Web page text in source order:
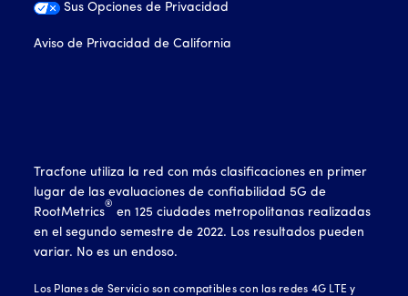
Sus Opciones de Privacidad
Aviso de Privacidad de California
Tracfone utiliza la red con más clasificaciones en primer
lugar de las evaluaciones de confiabilidad 5G de
RootMetrics
®
en 125 ciudades metropolitanas realizadas
en el segundo semestre de 2022. Los resultados pueden
variar. No es un endoso.
Los Planes de Servicio son compatibles con las redes 4G LTE y